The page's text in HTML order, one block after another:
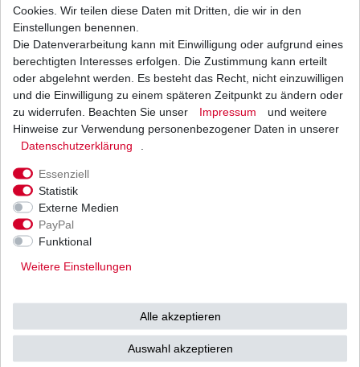
Luftfilter Hiflo Yamaha SRX 600 1XL 1XM 2TM
1986 - 1989
UVP 26,53 € 21,65 € *
1 Stück | 21,65 € / Stück
inkl. ges. MwSt. zzgl.
Versand
Ab einem Warenwert von
500 Euro versenden wir
53783 Eitorf (
unbedingt Termin
Cookies. Wir teilen diese Daten mit Dritten, die wir in den
Einstellungen benennen.
Die Datenverarbeitung kann mit Einwilligung oder aufgrund eines
berechtigten Interesses erfolgen. Die Zustimmung kann erteilt
oder abgelehnt werden. Es besteht das Recht, nicht einzuwilligen
und die Einwilligung zu einem späteren Zeitpunkt zu ändern oder
zu widerrufen. Beachten Sie unser
Impressum
und weitere
Hinweise zur Verwendung personenbezogener Daten in unserer
Daten­schutz­erklärung
Essenziell
Statistik
Externe Medien
PayPal
Funktional
Weitere Einstellungen
Alle akzeptieren
Auswahl akzeptieren